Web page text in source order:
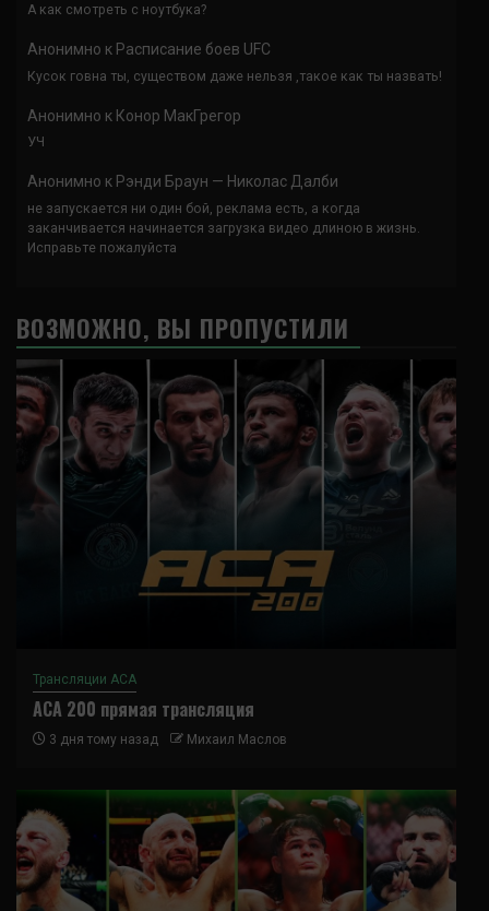
А как смотреть с ноутбука?
Анонимно к Расписание боев UFC
Кусок говна ты, существом даже нельзя ,такое как ты назвать!
Анонимно к Конор МакГрегор
УЧ
Анонимно к Рэнди Браун — Николас Далби
не запускается ни один бой, реклама есть, а когда
заканчивается начинается загрузка видео длиною в жизнь.
Исправьте пожалуйста
ВОЗМОЖНО, ВЫ ПРОПУСТИЛИ
Трансляции ACA
ACA 200 прямая трансляция
3 дня тому назад Михаил Маслов